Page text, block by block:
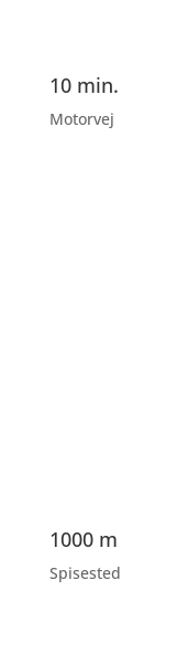
10 min.
Motorvej
1000 m
Spisested